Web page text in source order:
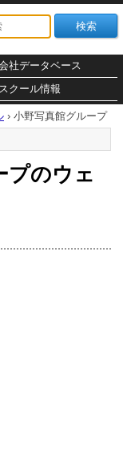
社データベース
スクール情報
› 小野写真館グループ
プのウェ